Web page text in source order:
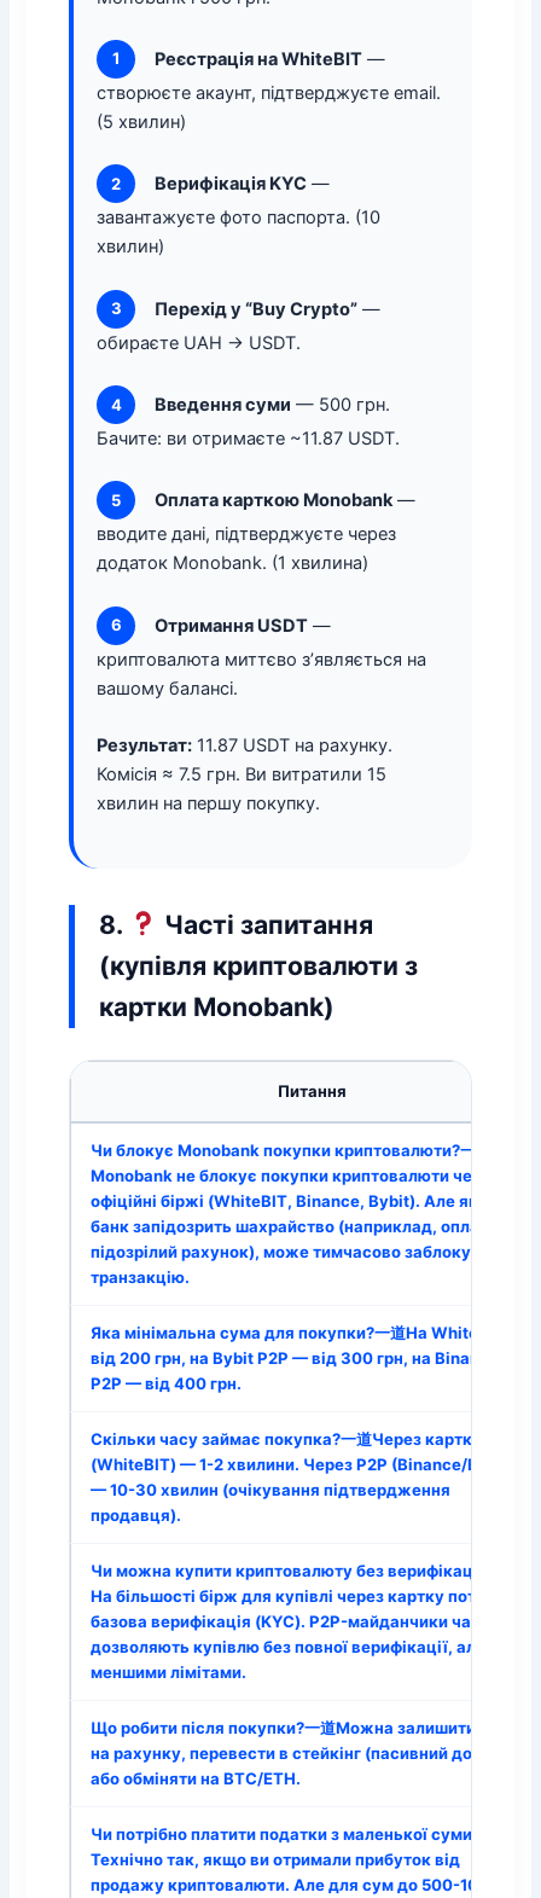
1 Реєстрація на WhiteBIT —
створюєте акаунт, підтверджуєте email.
(5 хвилин)
2 Верифікація KYC —
завантажуєте фото паспорта. (10
хвилин)
3 Перехід у “Buy Crypto” —
обираєте UAH → USDT.
4 Введення суми — 500 грн.
Бачите: ви отримаєте ~11.87 USDT.
5 Оплата карткою Monobank—
вводите дані, підтверджуєте через
додаток Monobank. (1 хвилина)
6 Отримання USDT —
криптовалюта миттєво з’являється на
вашому балансі.
Результат: 11.87 USDT на рахунку.
Комісія ≈ 7.5 грн. Ви витратили 15
хвилин на першу покупку.
8.
Часті запитання
(купівля криптовалюти з
картки Monobank)
Питання
Чи блокує Monobank покупки криптовалюти?一道
Monobank не блокує покупки криптовалюти через
офіційні біржі (WhiteBIT, Binance, Bybit). Але якщо
банк запідозрить шахрайство (наприклад, оплата на
підозрілий рахунок), може тимчасово заблокувати
транзакцію.
Яка мінімальна сума для покупки?一道На WhiteBIT —
від 200 грн, на Bybit P2P — від 300 грн, на Binance
P2P — від 400 грн.
Скільки часу займає покупка?一道Через картку
(WhiteBIT) — 1-2 хвилини. Через P2P (Binance/Bybit)
— 10-30 хвилин (очікування підтвердження
продавця).
Чи можна купити криптовалюту без верифікації?一道
На більшості бірж для купівлі через картку потрібна
базова верифікація (KYC). P2P-майданчики часто
дозволяють купівлю без повної верифікації, але з
меншими лімітами.
Що робити після покупки?一道Можна залишити USDT
на рахунку, перевести в стейкінг (пасивний дохід),
або обміняти на BTC/ETH.
Чи потрібно платити податки з маленької суми?一道
Технічно так, якщо ви отримали прибуток від
продажу криптовалюти. Але для сум до 500-1000 грн